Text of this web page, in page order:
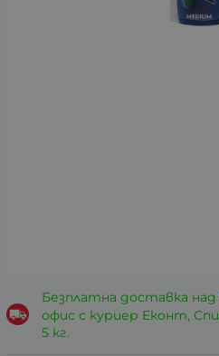
Безплатна доставка над
офис с куриер Еконт,
5 кг.